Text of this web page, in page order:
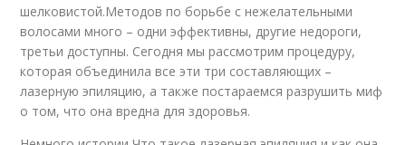
шелковистой.Методов по борьбе с нежелательными
волосами много – одни эффективны, другие недороги,
третьи доступны. Сегодня мы рассмотрим процедуру,
которая объединила все эти три составляющих –
лазерную эпиляцию, а также постараемся разрушить миф
о том, что она вредна для здоровья.